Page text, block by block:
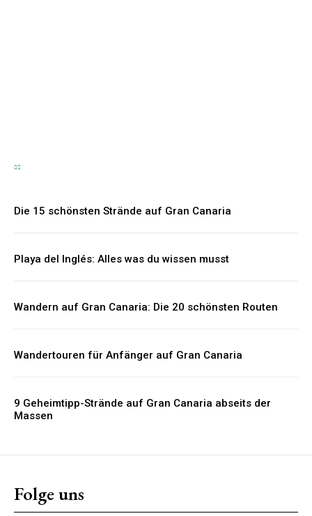
Die 15 schönsten Strände auf Gran Canaria
Playa del Inglés: Alles was du wissen musst
Wandern auf Gran Canaria: Die 20 schönsten Routen
Wandertouren für Anfänger auf Gran Canaria
9 Geheimtipp-Strände auf Gran Canaria abseits der
Massen
Folge uns